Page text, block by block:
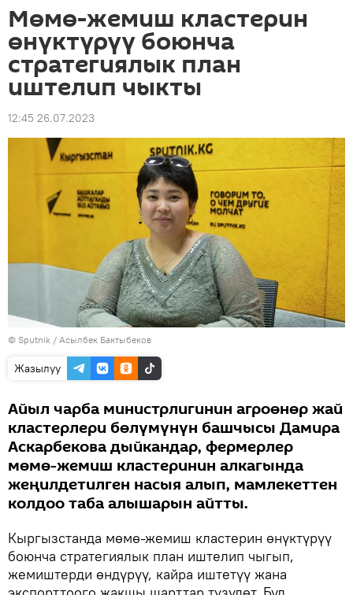
Мөмө-жемиш кластерин
өнүктүрүү боюнча
стратегиялык план
иштелип чыкты
12:45 26.07.2023
© Sputnik / Асылбек Бактыбеков
Жазылуу
Айыл чарба министрлигинин агроөнөр жай
кластерлери бөлүмүнүн башчысы Дамира
Аскарбекова дыйкандар, фермерлер
мөмө-жемиш кластеринин алкагында
жеңилдетилген насыя алып, мамлекеттен
колдоо таба алышарын айтты.
Кыргызстанда мөмө-жемиш кластерин өнүктүрүү
боюнча стратегиялык план иштелип чыгып,
жемиштерди өндүрүү, кайра иштетүү жана